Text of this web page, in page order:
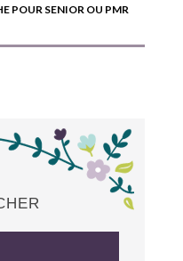
POUR SENIOR OU PMR